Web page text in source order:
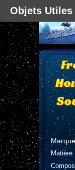
Matière
Objets Utiles